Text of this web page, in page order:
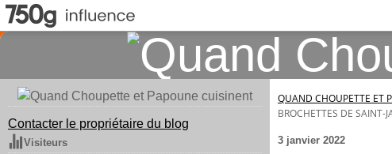
Contacter le propriétaire du blog
Visiteurs
QUAND CHOUPETTE ET
BROCHETTES DE SAINT-
3 janvier 2022